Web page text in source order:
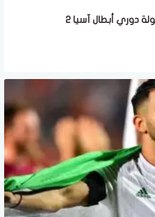
دوري أبطال آسيا 2